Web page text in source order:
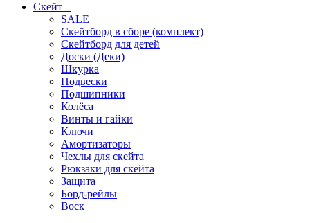
Скейт
SALE
Скейтборд в сборе (комплект)
Скейтборд для детей
Доски (Деки)
Шкурка
Подвески
Подшипники
Колёса
Винты и гайки
Ключи
Амортизаторы
Чехлы для скейта
Рюкзаки для скейта
Защита
Борд-рейлы
Воск